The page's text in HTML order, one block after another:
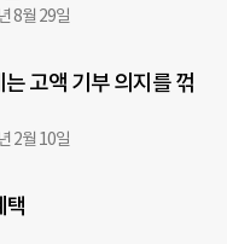
8월 29일
고액 기부 의지를 꺾
2월 10일
택